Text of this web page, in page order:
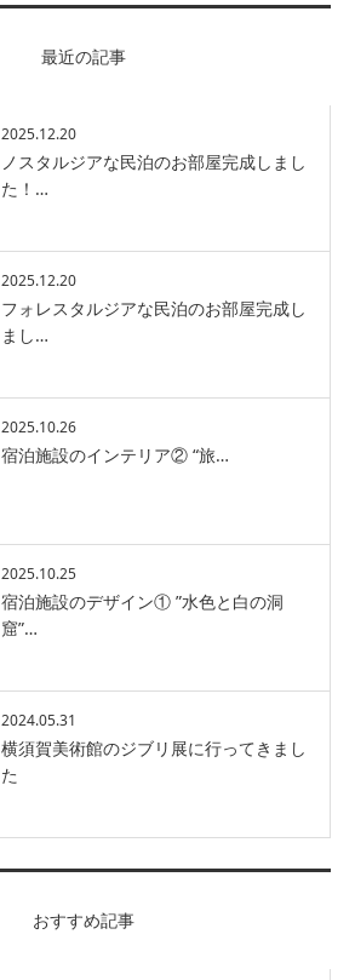
最近の記事
2025.12.20
ノスタルジアな民泊のお部屋完成しまし
た！…
2025.12.20
フォレスタルジアな民泊のお部屋完成し
まし…
2025.10.26
宿泊施設のインテリア② “旅…
2025.10.25
宿泊施設のデザイン① ”水色と白の洞
窟”…
2024.05.31
横須賀美術館のジブリ展に行ってきまし
た
おすすめ記事